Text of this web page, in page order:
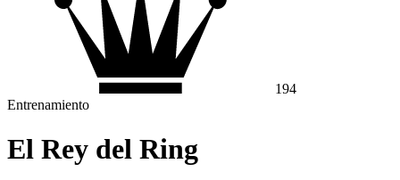
194
Entrenamiento
El Rey del Ring